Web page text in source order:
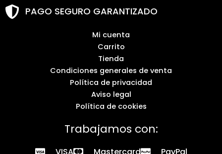
PAGO SEGURO GARANTIZADO
Mi cuenta
Carrito
Tienda
Condiciones generales de venta
Política de privacidad
Aviso legal
Política de cookies
Trabajamos con:
VISA Mastercard PayPal